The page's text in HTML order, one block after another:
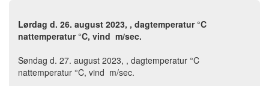
Lørdag d. 26. august 2023, , dagtemperatur °C
nattemperatur °C, vind m/sec.
Søndag d. 27. august 2023, , dagtemperatur °C
nattemperatur °C, vind m/sec.